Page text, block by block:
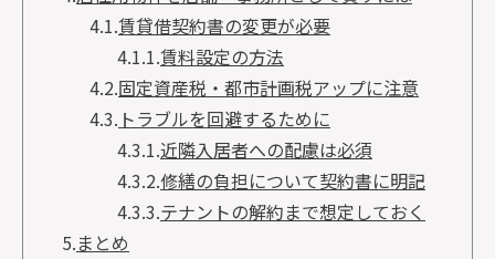
4.1.賃貸借契約書の変更が必要
4.1.1.賃料設定の方法
4.2.固定資産税・都市計画税アップに注意
4.3. トラブルを回避するために
4.3.1.近隣入居者への配慮は必須
4.3.2.修繕の負担について契約書に明記
4.3.3.テナントの解約まで想定しておく
5.まとめ